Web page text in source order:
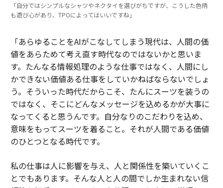
「自分ではシンプルなシャツやネクタイを選びがちですが、こうした色柄
も遊び心があり、TPOによってはいいですね」
「あらゆることをAIがこなしてしまう現代は、人間の価
値をあらためて考え直す時代なのではないかと思いま
す。たんなる情報処理のような仕事ではなく、人間にし
かできない価値ある仕事をしていかねばならないでしょ
う。そういった時代だからこそ、たんにスーツを装うの
ではなく、そこにどんなメッセージを込めるかが大事に
なってくると思うんです。自分なりのこだわりを込め、
意味をもってスーツを着ること。それが人間である価値
のひとつとなる時代です。
私の仕事は人に影響を与え、人と関係性を築いていくこ
とでもあります。そんな人と人の間でしか生まれない信